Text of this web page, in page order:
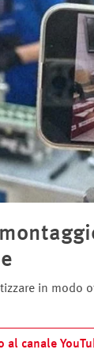
in modo
al canale